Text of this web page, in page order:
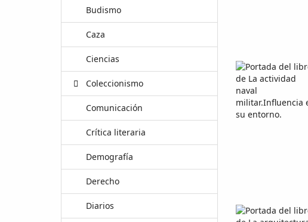
Budismo
Caza
Ciencias
Coleccionismo
Comunicación
Crítica literaria
Demografía
Derecho
Diarios